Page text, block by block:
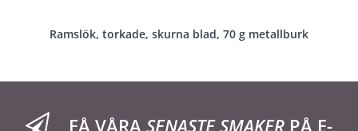
Ramslök, torkade, skurna blad, 70 g metallburk
FÅ VÅRA SENASTE SMAKER PÅ E-